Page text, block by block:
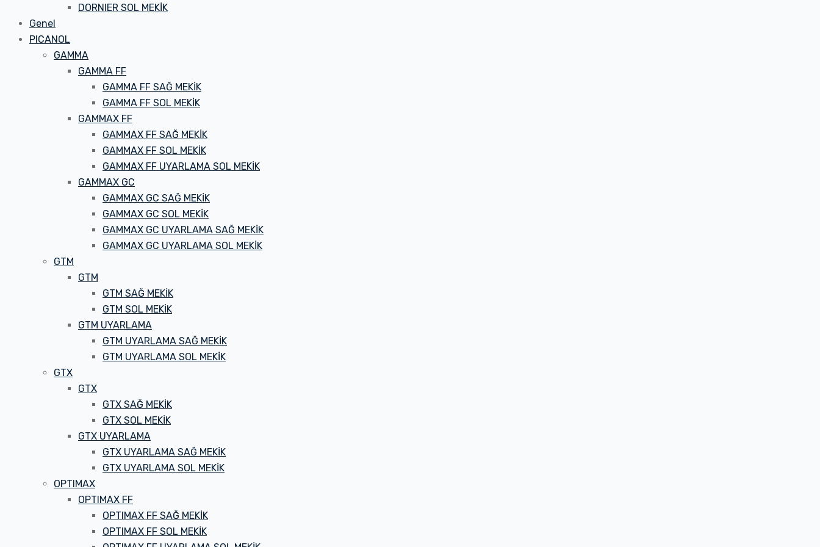
DORNIER SOL MEKİK
Genel
PICANOL
GAMMA
GAMMA FF
GAMMA FF SAĞ MEKİK
GAMMA FF SOL MEKİK
GAMMAX FF
GAMMAX FF SAĞ MEKİK
GAMMAX FF SOL MEKİK
GAMMAX FF UYARLAMA SOL MEKİK
GAMMAX GC
GAMMAX GC SAĞ MEKİK
GAMMAX GC SOL MEKİK
GAMMAX GC UYARLAMA SAĞ MEKİK
GAMMAX GC UYARLAMA SOL MEKİK
GTM
GTM
GTM SAĞ MEKİK
GTM SOL MEKİK
GTM UYARLAMA
GTM UYARLAMA SAĞ MEKİK
GTM UYARLAMA SOL MEKİK
GTX
GTX
GTX SAĞ MEKİK
GTX SOL MEKİK
GTX UYARLAMA
GTX UYARLAMA SAĞ MEKİK
GTX UYARLAMA SOL MEKİK
OPTIMAX
OPTIMAX FF
OPTIMAX FF SAĞ MEKİK
OPTIMAX FF SOL MEKİK